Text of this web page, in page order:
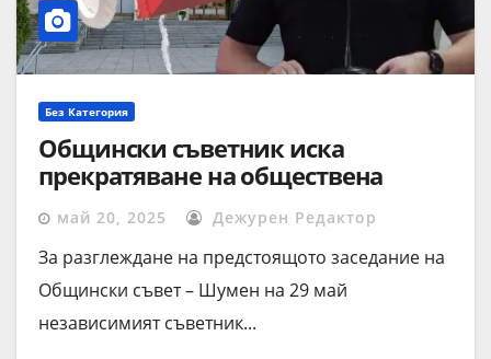
Без Категория
Общински съветник иска
прекратяване на обществена
поръчка за техника към
компостиращата инсталация
май 20, 2025 Дежурен Редактор
За разглеждане на предстоящото заседание на
Общински съвет – Шумен на 29 май
независимият съветник...